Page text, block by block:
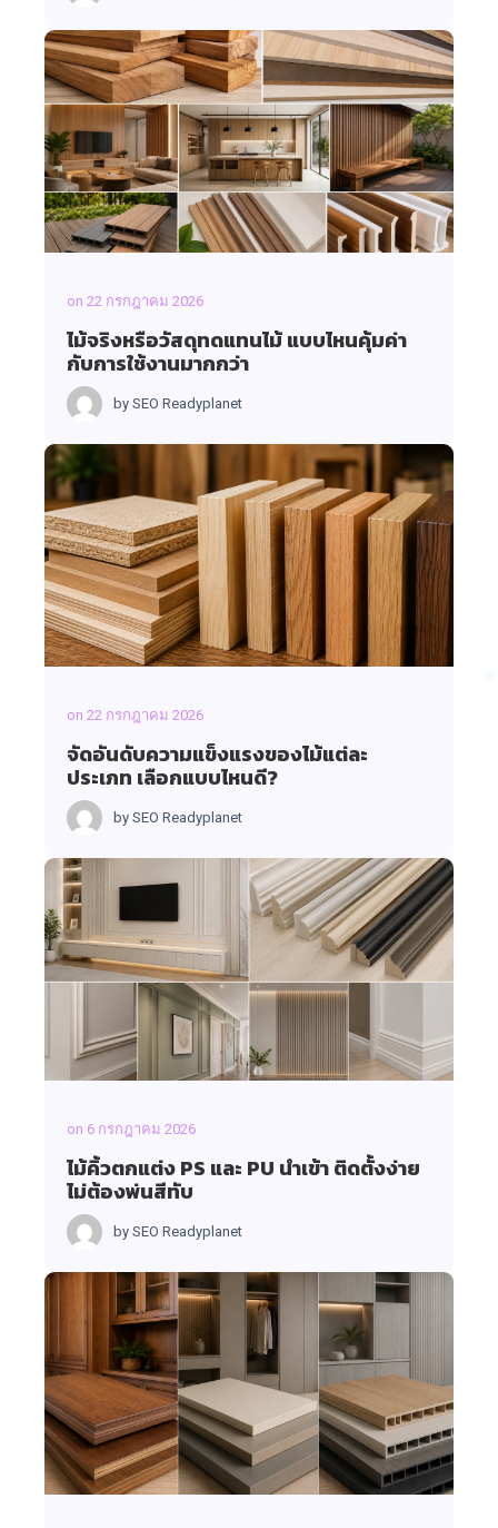
on 22 กรกฎาคม 2026
ไม้จริงหรือวัสดุทดแทนไม้ แบบไหนคุ้มค่า
กับการใช้งานมากกว่า
by SEO Readyplanet
on 22 กรกฎาคม 2026
จัดอันดับความแข็งแรงของไม้แต่ละ
ประเภท เลือกแบบไหนดี?
by SEO Readyplanet
on 6 กรกฎาคม 2026
ไม้คิ้วตกแต่ง PS และ PU นำเข้า ติดตั้งง่าย
ไม่ต้องพ่นสีทับ
by SEO Readyplanet